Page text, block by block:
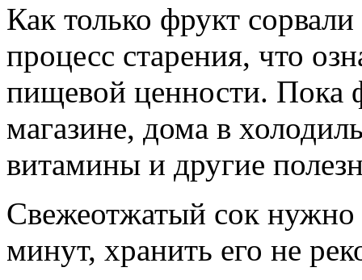
Как только фрукт
процесс старения, что
пищевой ценности. Пока
магазине, дома в
витамины и другие
Свежеотжатый сок нужно
минут, хранить его не